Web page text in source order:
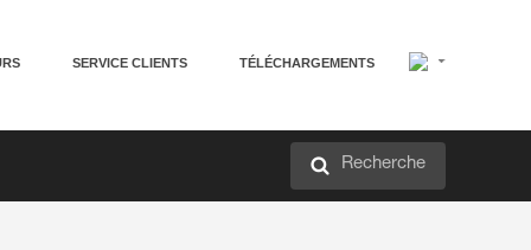
SERVICE CLIENTS TÉLÉCHARGEMENTS
Recherche